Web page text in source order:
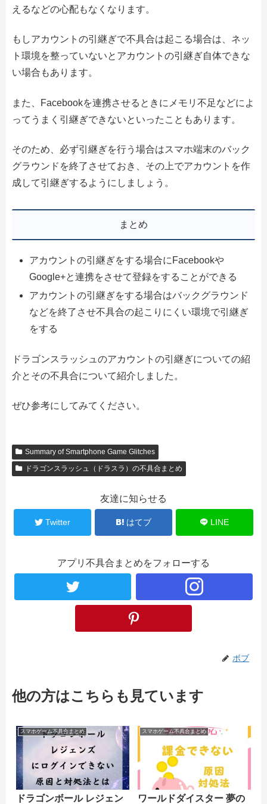
えるなどの心配もなくなります。
もしアカウントの引継ぎで不具合は起こる場合は、ネッ
ト環境を整っていないとアカウントの引継ぎ自体できな
い場合もあります。
また、Facebookを連携させるときにメモリ不足などによ
ってうまく引継ぎできないといったこともあります。
そのため、必ず引継ぎを行う場合はスマホ端末のバック
グラウンドを終了させておき、その上でアカウントを作
成して引継ぎするようにしましょう。
まとめ
アカウントの引継ぎをする場合にFacebookや
Google+と連携をさせて登録をすることができる
アカウントの引継ぎをする場合はバックグラウンド
などを終了させ不具合の起こりにくい環境で引継ぎ
をする
ドラゴンスラッシュのアカウントの引継ぎについての紹
介とその不具合について紹介しました。
ぜひ参考にしてみてください。
Summary of Smartphone Game Glitches
ドラゴンスラッシュ（ドラスラ）の不具合まとめ
友達に知らせる
Twitter はてブ LINE
アプリ不具合まとめをフォローする
ボブ
他の方はこちらも見ています
スマホゲーム不具合まとめ
ドラゴンボール レジェン
スマホゲーム不具合まとめ
ワールドダイスター 夢の